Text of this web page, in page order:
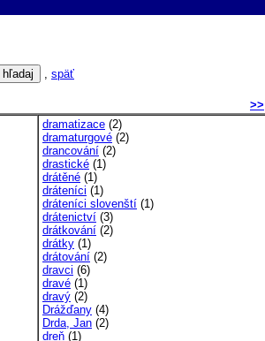
, späť
>>
dramatizace (2)
dramaturgové (2)
drancování (2)
drastické (1)
drátěné (1)
dráteníci (1)
dráteníci slovenští (1)
drátenictví (3)
drátkování (2)
drátky (1)
drátování (2)
dravci (6)
dravé (1)
dravý (2)
Drážďany (4)
Drda, Jan (2)
dreň (1)